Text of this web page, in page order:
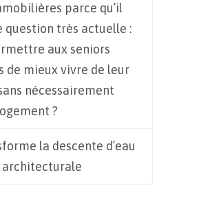
parce qu’il
question très actuelle :
aux seniors
de mieux vivre de leur
nécessairement
?
la descente d’eau
architecturale